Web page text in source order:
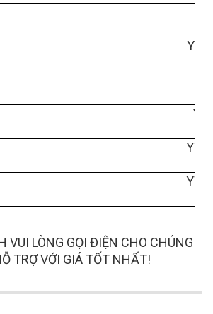
VUI LÒNG GỌI ĐIỆN CHO CHÚNG
TRỢ VỚI GIÁ TỐT NHẤT!